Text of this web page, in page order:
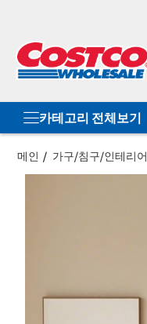
카테고리 전체보기
메인 가구/침구/인테리어